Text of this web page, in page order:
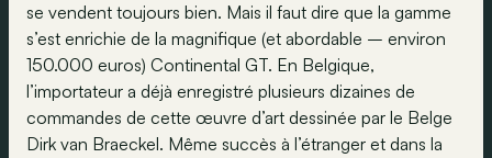
se vendent toujours bien. Mais il faut dire que la gamme
s’est enrichie de la magnifique (et abordable – environ
150.000 euros) Continental GT. En Belgique,
l’importateur a déjà enregistré plusieurs dizaines de
commandes de cette œuvre d’art dessinée par le Belge
Dirk van Braeckel. Même succès à l’étranger et dans la